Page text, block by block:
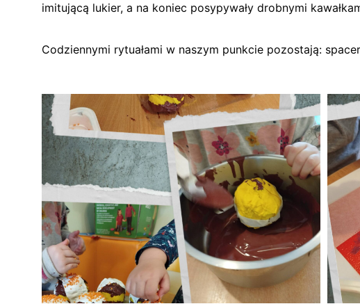
imitującą lukier, a na koniec posypywały drobnymi
Codziennymi rytuałami w naszym punkcie pozostają: